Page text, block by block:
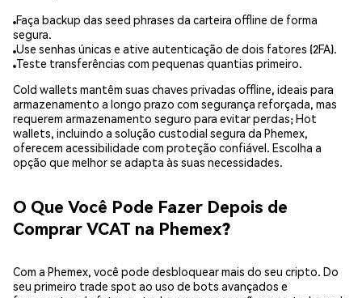
Faça backup das seed phrases da carteira offline de forma
segura.
Use senhas únicas e ative autenticação de dois fatores (2FA).
Teste transferências com pequenas quantias primeiro.
Cold wallets mantêm suas chaves privadas offline, ideais para
armazenamento a longo prazo com segurança reforçada, mas
requerem armazenamento seguro para evitar perdas; Hot
wallets, incluindo a solução custodial segura da Phemex,
oferecem acessibilidade com proteção confiável. Escolha a
opção que melhor se adapta às suas necessidades.
O Que Você Pode Fazer Depois de
Comprar VCAT na Phemex?
Com a Phemex, você pode desbloquear mais do seu cripto. Do
seu primeiro trade spot ao uso de bots avançados e